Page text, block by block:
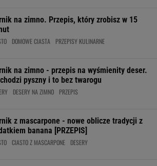
na zimno. Przepis, który zrobisz w 15
DOMOWE CIASTA PRZEPISY KULINARNE
na zimno - przepis na wyśmienity deser.
pyszny i to bez twarogu
DESERY NA ZIMNO PRZEPIS
z mascarpone - nowe oblicze tradycji z
banana [PRZEPIS]
CIASTO Z MASCARPONE DESERY